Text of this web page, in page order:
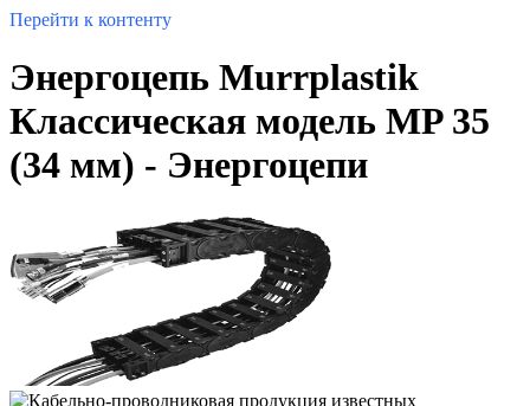
Перейти к контенту
Энергоцепь Murrplastik
Классическая модель MP 35
(34 мм) - Энергоцепи